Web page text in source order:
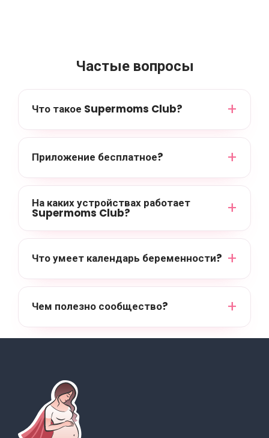
Частые вопросы
Что такое Supermoms Club?
Приложение бесплатное?
На каких устройствах работает
Supermoms Club?
Что умеет календарь беременности?
Чем полезно сообщество?